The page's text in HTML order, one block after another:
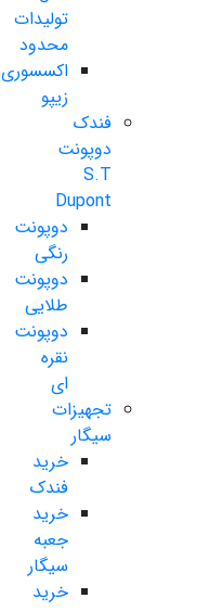
تولیدات
محدود
اکسسوری
زیپو
فندک
دوپونت
S.T
Dupont
دوپونت
رنگی
دوپونت
طلایی
دوپونت
نقره
ای
تجهیزات
سیگار
خرید
فندک
خرید
جعبه
سیگار
خرید